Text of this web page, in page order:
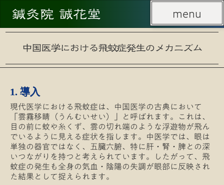
menu
鍼灸院 誠花堂 menu
中国医学における飛蚊症発生のメカニズム
1. 導入
現代医学における飛蚊症は、中国医学の古典において
「雲霧移睛（うんむいせい）」と呼ばれます。これは、
目の前に蚊や糸くず、雲の切れ端のような浮遊物が飛ん
でいるように見える症状を指します。中医学では、眼は
単独の器官ではなく、五臓六腑、特に肝・腎・脾との深
いつながりを持つと考えられています。したがって、飛
蚊症の発生も全身の気血・陰陽の失調が眼部に反映され
た結果として捉えられます。